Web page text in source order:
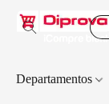
Departamentos